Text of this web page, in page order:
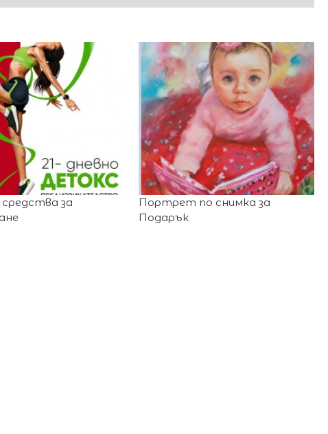
за
Портрет по снимка за
Подарък